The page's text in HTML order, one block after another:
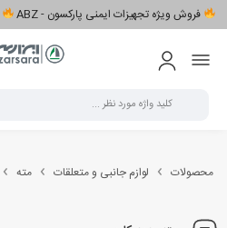
فروش ویژه تجهیزات ایمنی پارکسون - ABZ
محصولات لوازم جانبی و متعلقات مته